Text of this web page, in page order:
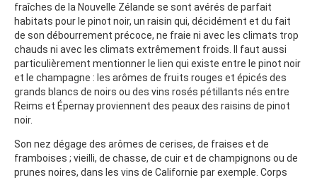
fraîches de la Nouvelle Zélande se sont avérés de parfait
habitats pour le pinot noir, un raisin qui, décidément et du fait
de son débourrement précoce, ne fraie ni avec les climats trop
chauds ni avec les climats extrêmement froids. Il faut aussi
particulièrement mentionner le lien qui existe entre le pinot noir
et le champagne : les arômes de fruits rouges et épicés des
grands blancs de noirs ou des vins rosés pétillants nés entre
Reims et Épernay proviennent des peaux des raisins de pinot
noir.
Son nez dégage des arômes de cerises, de fraises et de
framboises ; vieilli, de chasse, de cuir et de champignons ou de
prunes noires, dans les vins de Californie par exemple. Corps